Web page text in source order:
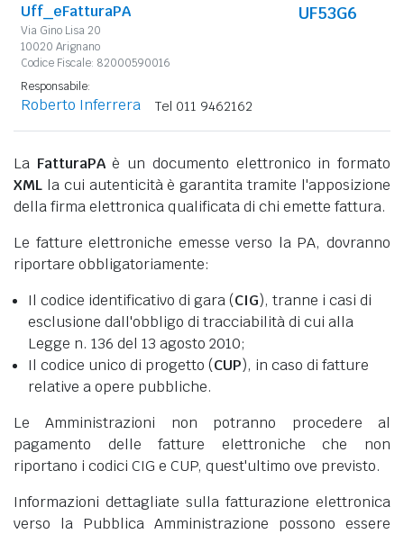
Uff_eFatturaPA
Via Gino Lisa 20
10020 Arignano
Codice Fiscale: 82000590016
UF53G6
Responsabile:
Roberto Inferrera Tel 011 9462162
La FatturaPAè un documento elettronico in formato
XML la cui autenticità è garantita tramite l'apposizione
della firma elettronica qualificata di chi emette fattura.
Le fatture elettroniche emesse verso la PA, dovranno
riportare obbligatoriamente:
Il codice identificativo di gara (CIG), tranne i casi di
esclusione dall'obbligo di tracciabilità di cui alla
Legge n. 136 del 13 agosto 2010;
Il codice unico di progetto (CUP), in caso di fatture
relative a opere pubbliche.
Le Amministrazioni non potranno procedere al
pagamento delle fatture elettroniche che non
riportano i codici CIG e CUP, quest'ultimo ove previsto.
Informazioni dettagliate sulla fatturazione elettronica
verso la Pubblica Amministrazione possono essere